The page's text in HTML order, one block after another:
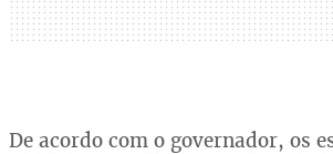
De acordo com o governador, os